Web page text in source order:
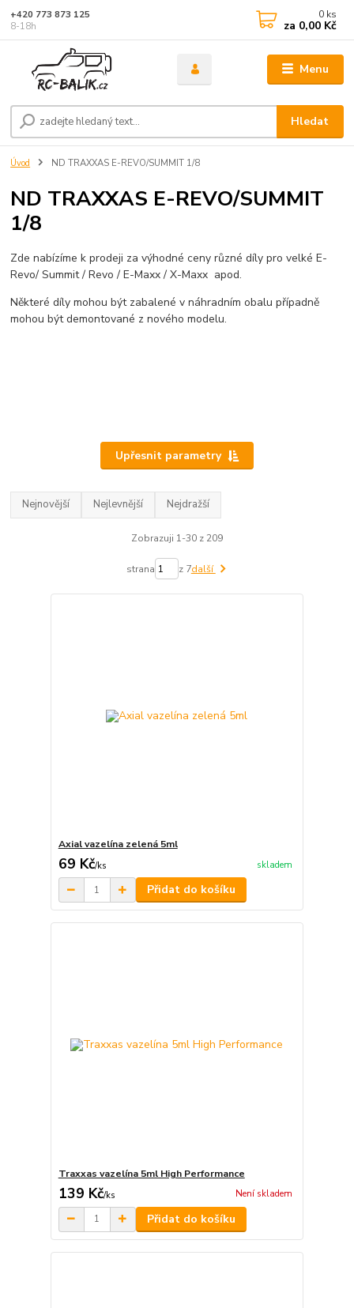
Menu
Hledat
+420 773 873 125
8-18h
0 ks
za 0,00 Kč
Úvod ND TRAXXAS E-REVO/SUMMIT 1/8
ND TRAXXAS E-REVO/SUMMIT
1/8
Zde nabízíme k prodeji za výhodné ceny různé díly pro velké E-
Revo/ Summit / Revo / E-Maxx / X-Maxx apod.
Některé díly mohou být zabalené v náhradním obalu případně
mohou být demontované z nového modelu.
Upřesnit parametry
Nejnovější Nejlevnější Nejdražší
Zobrazuji 1-30 z 209
strana z 7další
Axial vazelína zelená 5ml
69 Kč/ks skladem
Přidat do košíku
Traxxas vazelína 5ml High Performance
139 Kč/ks Není skladem
Přidat do košíku